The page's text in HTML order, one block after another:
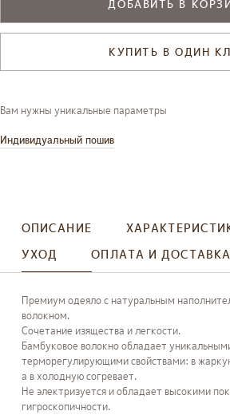
ДОБАВИТЬ В
КУПИТЬ В ОДИН
Вам нужны уникальные параметры
Индивидуальный пошив
ОПИСАНИЕ
УХОД
ОПЛАТА И ДОСТАВКА
Премиум одеяло с натуральным
волокном.
Сочетание изящества и легкости.
Бамбуковое волокно обладает
терморегулирующими свойствами: в
а в холодную согревает.
Не электризуется и обладает высокими
гигроскопичности.